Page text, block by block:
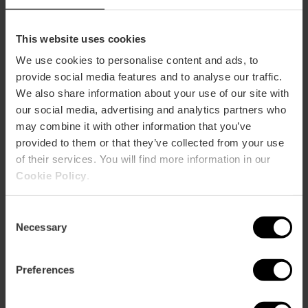
This website uses cookies
We use cookies to personalise content and ads, to
provide social media features and to analyse our traffic.
We also share information about your use of our site with
our social media, advertising and analytics partners who
may combine it with other information that you’ve
provided to them or that they’ve collected from your use
of their services. You will find more information in our
Cookie Policy
Selection
Necessary
Preferences
Informations d'intérêts
Le dimanche, de 10h à 13h, entre la Plaza Ciudad
de Brujas et la Calle de las Calabazas, se tient un
marché d'échange de cartes et de vente
d'objets anciens, de collection et artisanaux. Vous
y trouverez des timbres, des pièces, des billets,
des cartes postales, des bandes dessinées, des
vinyles, des cartes, des livres, de la céramique...